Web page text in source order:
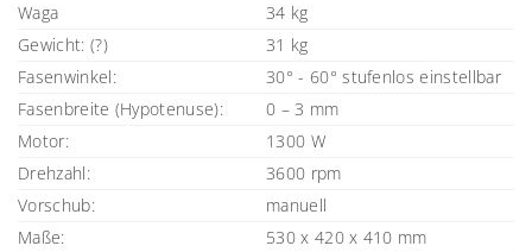
Waga
34 kg
Gewicht: (?)
31 kg
Fasenwinkel:
30° - 60° stufenlos einstellbar
Fasenbreite (Hypotenuse):
0 – 3 mm
Motor:
1300 W
Drehzahl:
3600 rpm
Vorschub:
manuell
Maße:
530 x 420 x 410 mm